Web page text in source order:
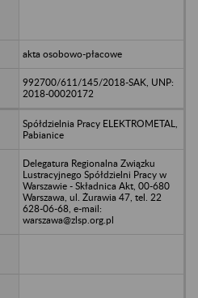
akta osobowo-płacowe
992700/611/145/2018-SAK, UNP:
2018-00020172
Spółdzielnia Pracy ELEKTROMETAL,
Pabianice
Delegatura Regionalna Związku
Lustracyjnego Spółdzielni Pracy w
Warszawie - Składnica Akt, 00-680
Warszawa, ul. Żurawia 47, tel. 22
628-06-68, e-mail:
warszawa@zlsp.org.pl